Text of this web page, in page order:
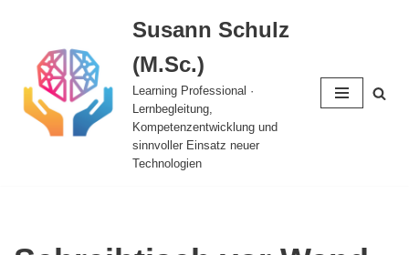
Inhalt
springen
Susann Schulz
(M.Sc.)
Learning Professional ·
Lernbegleitung,
Kompetenzentwicklung und
sinnvoller Einsatz neuer
Technologien